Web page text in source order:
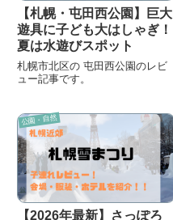
【札幌・屯田西公園】巨大
遊具に子ども大はしゃぎ！
夏は水遊びスポット
札幌市北区の 屯田西公園のレビ
ュー記事です。
公園・自然
【2026年最新】さっぽろ